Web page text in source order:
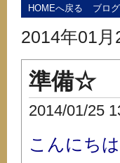
HOMEへ戻る ブロ
2014年01
準備☆
2014/01/25
こんにち